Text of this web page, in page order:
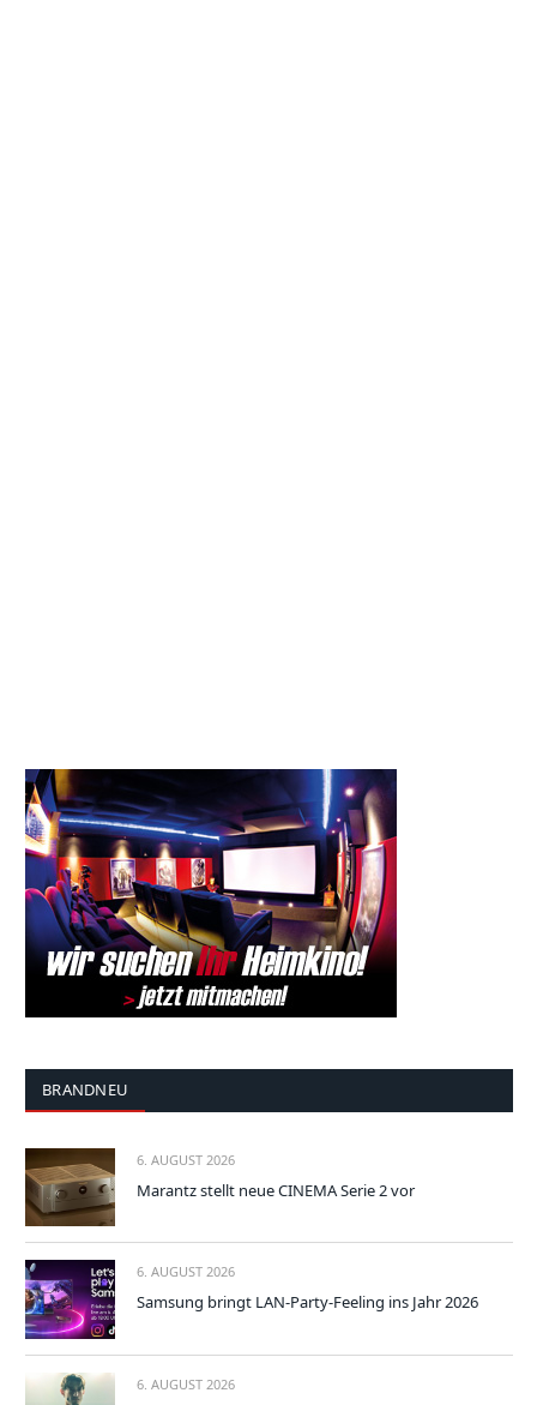
BRANDNEU
6. AUGUST 2026
Marantz stellt neue CINEMA Serie 2 vor
6. AUGUST 2026
Samsung bringt LAN-Party-Feeling ins Jahr 2026
6. AUGUST 2026